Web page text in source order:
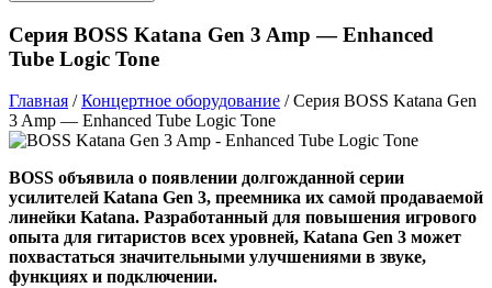
Серия BOSS Katana Gen 3 Amp — Enhanced
Tube Logic Tone
Главная /Концертное оборудование /Серия BOSS Katana Gen
3 Amp — Enhanced Tube Logic Tone
BOSS объявила о появлении долгожданной серии
усилителей Katana Gen 3, преемника их самой продаваемой
линейки Katana. Разработанный для повышения игрового
опыта для гитаристов всех уровней, Katana Gen 3 может
похвастаться значительными улучшениями в звуке,
функциях и подключении.